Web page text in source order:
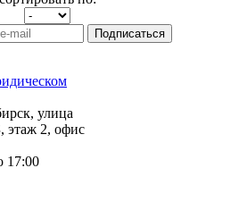
Подписаться
улица
этаж 2, офис
17:00